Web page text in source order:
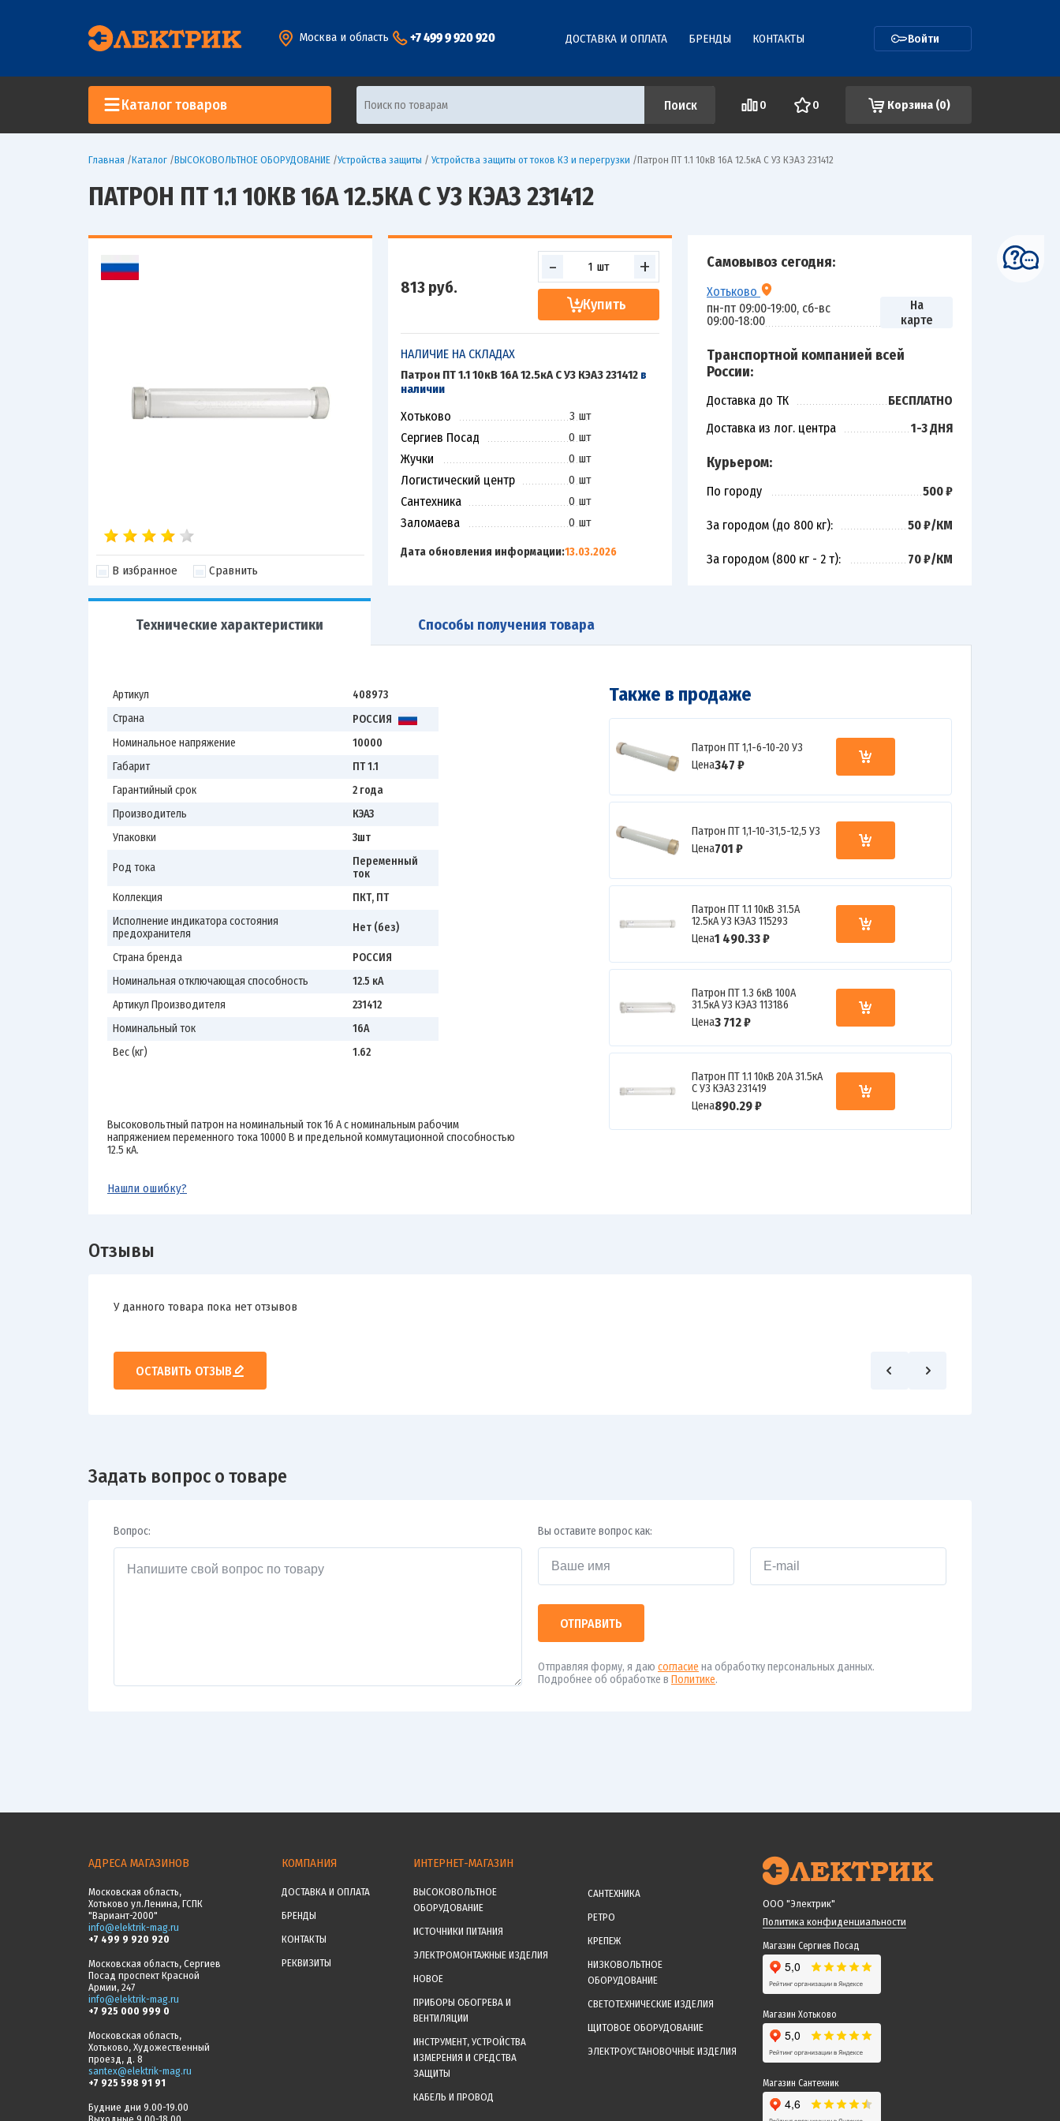
Москва и область +7 499 9 920 920 ДОСТАВКА И ОПЛАТА БРЕНДЫ КОНТАКТЫ Войти
Каталог товаров 0 0 Корзина (0)
Главная /Каталог /ВЫСОКОВОЛЬТНОЕ ОБОРУДОВАНИЕ /Устройства защиты / Устройства защиты от токов КЗ и перегрузки /Патрон ПТ 1.1 10кВ 16А 12.5кА С У3 КЭАЗ 231412
ПАТРОН ПТ 1.1 10КВ 16А 12.5КА С У3 КЭАЗ 231412
В избранное Сравнить
813 руб.
- +
Купить
НАЛИЧИЕ НА СКЛАДАХ
Патрон ПТ 1.1 10кВ 16А 12.5кА С У3 КЭАЗ 231412 в
наличии
Хотьково 3 шт
Сергиев Посад 0 шт
Жучки 0 шт
Логистический центр 0 шт
Сантехника 0 шт
Заломаева 0 шт
Дата обновления информации:13.03.2026
Самовывоз сегодня:
Хотьково
пн-пт 09:00-19:00, сб-вс
09:00-18:00
На
карте
Транспортной компанией всей
России:
Доставка до ТК
БЕСПЛАТНО
Доставка из лог. центра
1-3 ДНЯ
Курьером:
По городу 500 ₽
За городом (до 800 кг): 50 ₽/КМ
За городом (800 кг - 2 т): 70 ₽/КМ
Технические характеристики Способы получения товара
Артикул
408973
Страна
РОССИЯ
Номинальное напряжение
10000
Габарит
ПТ 1.1
Гарантийный срок
2 года
Производитель
КЭАЗ
Упаковки
3шт
Род тока
Переменный
ток
Коллекция
ПКТ, ПТ
Исполнение индикатора состояния
предохранителя
Нет (без)
Страна бренда
РОССИЯ
Номинальная отключающая способность
12.5 кА
Артикул Производителя
231412
Номинальный ток
16А
Вес (кг)
1.62
Высоковольтный патрон на номинальный ток 16 А с номинальным рабочим
напряжением переменного тока 10000 В и предельной коммутационной способностью
12.5 кА.
Также в продаже
Патрон ПТ 1,1-6-10-20 У3
Цена347 ₽
Патрон ПТ 1,1-10-31,5-12,5 У3
Цена701 ₽
Патрон ПТ 1.1 10кВ 31.5А
12.5кА У3 КЭАЗ 115293
Цена1 490.33 ₽
Патрон ПТ 1.3 6кВ 100А
31.5кА У3 КЭАЗ 113186
Цена3 712 ₽
Патрон ПТ 1.1 10кВ 20А 31.5кА
С У3 КЭАЗ 231419
Цена890.29 ₽
Нашли ошибку?
Отзывы
У данного товара пока нет отзывов
ОСТАВИТЬ ОТЗЫВ
Задать вопрос о товаре
Вопрос: Вы оставите вопрос как:
ОТПРАВИТЬ
Отправляя форму, я даю согласие на обработку персональных данных.
Подробнее об обработке в Политике.
АДРЕСА МАГАЗИНОВ
Московская область,
Хотьково ул.Ленина, ГСПК
"Вариант-2000"
info@elektrik-mag.ru
+7 499 9 920 920
Московская область, Сергиев
Посад проспект Красной
Армии, 247
info@elektrik-mag.ru
+7 925 000 999 0
Московская область,
Хотьково, Художественный
проезд, д. 8
santex@elektrik-mag.ru
+7 925 598 91 91
Будние дни 9.00-19.00
КОМПАНИЯ
ДОСТАВКА И ОПЛАТА
БРЕНДЫ
КОНТАКТЫ
РЕКВИЗИТЫ
ИНТЕРНЕТ-МАГАЗИН
ВЫСОКОВОЛЬТНОЕ
ОБОРУДОВАНИЕ
ИСТОЧНИКИ ПИТАНИЯ
ЭЛЕКТРОМОНТАЖНЫЕ ИЗДЕЛИЯ
НОВОЕ
ПРИБОРЫ ОБОГРЕВА И
ВЕНТИЛЯЦИИ
ИНСТРУМЕНТ, УСТРОЙСТВА
ИЗМЕРЕНИЯ И СРЕДСТВА
ЗАЩИТЫ
КАБЕЛЬ И ПРОВОД
САНТЕХНИКА
РЕТРО
КРЕПЕЖ
НИЗКОВОЛЬТНОЕ
ОБОРУДОВАНИЕ
СВЕТОТЕХНИЧЕСКИЕ ИЗДЕЛИЯ
ЩИТОВОЕ ОБОРУДОВАНИЕ
ЭЛЕКТРОУСТАНОВОЧНЫЕ ИЗДЕЛИЯ
ООО "Электрик"
Политика конфиденциальности
Магазин Сергиев Посад
Магазин Хотьково
Магазин Сантехник